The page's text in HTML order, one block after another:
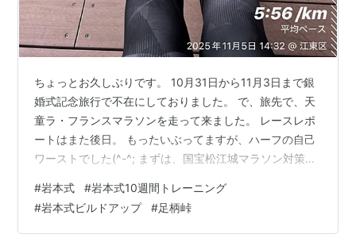
ちょっとお久しぶりです。 10月31日から11月3日まで銀
婚式記念旅行で不在にしておりました。 で、旅先で、天
童ラ・フランスマラソンを走って来ました。 レースレポ
ートはまた後日。 もったいぶってますが、ハーフの自己
ワーストでした(^-^; まずは、国宝松江城マラソン対策の
と思います。 限界突破マラソン練習帳 「サブ４」「サブ
３．５」「サブ３１５」「サブ３」書/講談社/岩本能史
posted with カエレバ 楽天市場 Amazon Yahooショッピ
#岩本式 #岩本式10週間トレーニング
#岩本式ビルドアップ #足柄峠